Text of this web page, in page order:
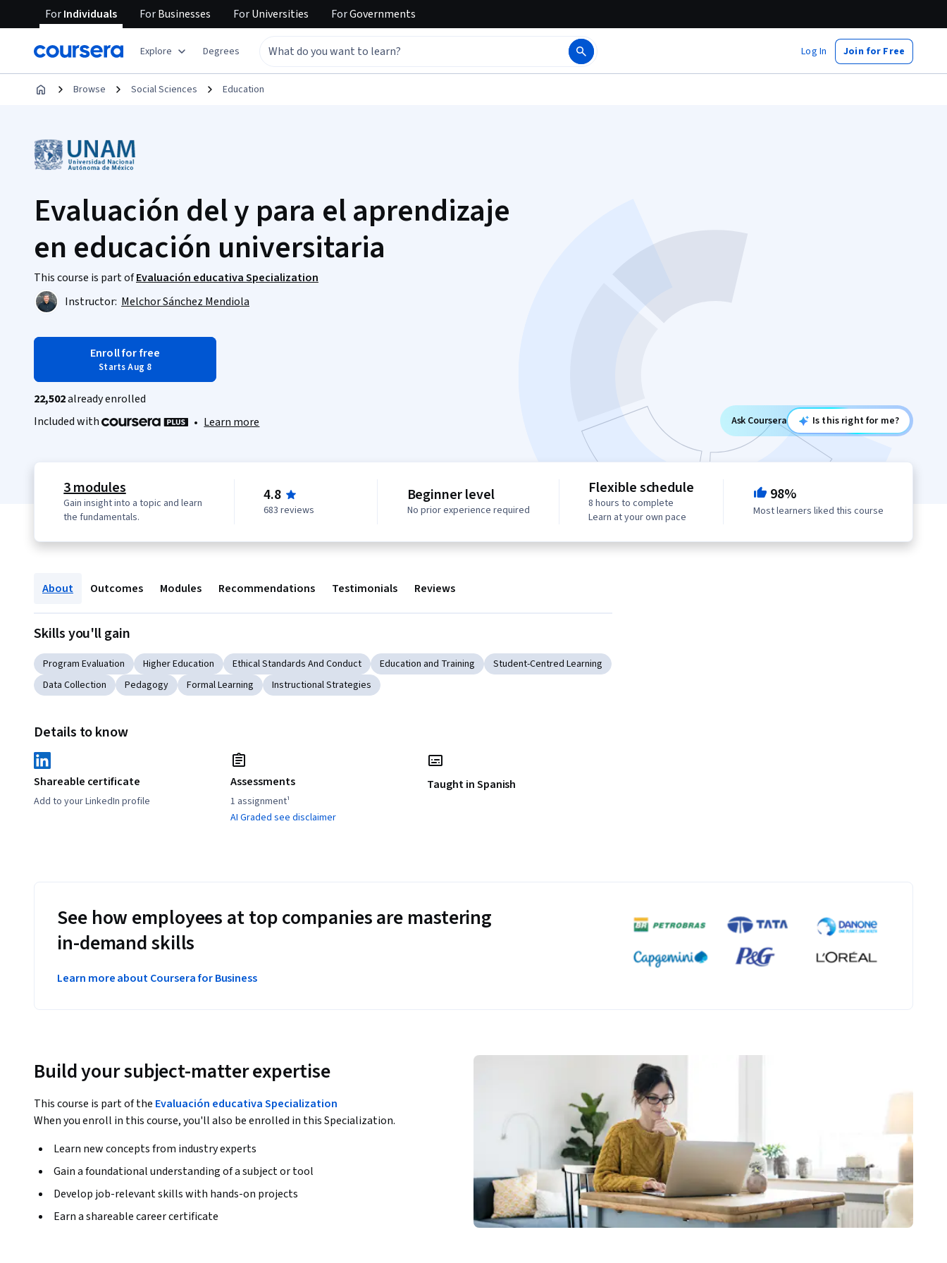
ForIndividuals ForBusinesses ForUniversities ForGovernments
Explore Degrees Log In Join for Free
Browse Social Sciences Education
Evaluación del y para el aprendizaje
en educación universitaria
This course is part ofEvaluación educativa Specialization
Instructor: Melchor Sánchez Mendiola
Enroll for free
Starts Aug 8
22,502already enrolled
Included with
• Learn more Ask Coursera Is this right for me?
3 modules
Gain insight into a topic and learn
the fundamentals.
4.8
683 reviews
Beginner level
No prior experience required
Flexible schedule
8 hours to complete
Learn at your own pace
98%
Most learners liked this course
About Outcomes Modules Recommendations Testimonials Reviews
Skills you'll gain
Program Evaluation Higher Education Ethical Standards And Conduct Education and Training
Student-Centred Learning
Data Collection
Pedagogy Formal Learning Instructional Strategies
Details to know
Shareable certificate
Add to your LinkedIn profile
Assessments
1 assignment¹
AI Graded see disclaimer
Taught in Spanish
See how employees at top companies are mastering
in-demand skills
Learn more about Coursera for Business
Build your subject-matter expertise
This course is part of the Evaluación educativa Specialization
When you enroll in this course, you'll also be enrolled in this Specialization.
Learn new concepts from industry experts
Gain a foundational understanding of a subject or tool
Develop job-relevant skills with hands-on projects
Earn a shareable career certificate